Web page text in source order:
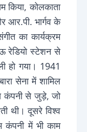
किया, कोलकाता
आर.पी. भार्गव के
का कार्यक्रम
स्टेशन से
हो गया। 1941
सेना में शामिल
कंपनी से जुड़े, जो
थी। दूसरे विश्व
कंपनी में भी काम